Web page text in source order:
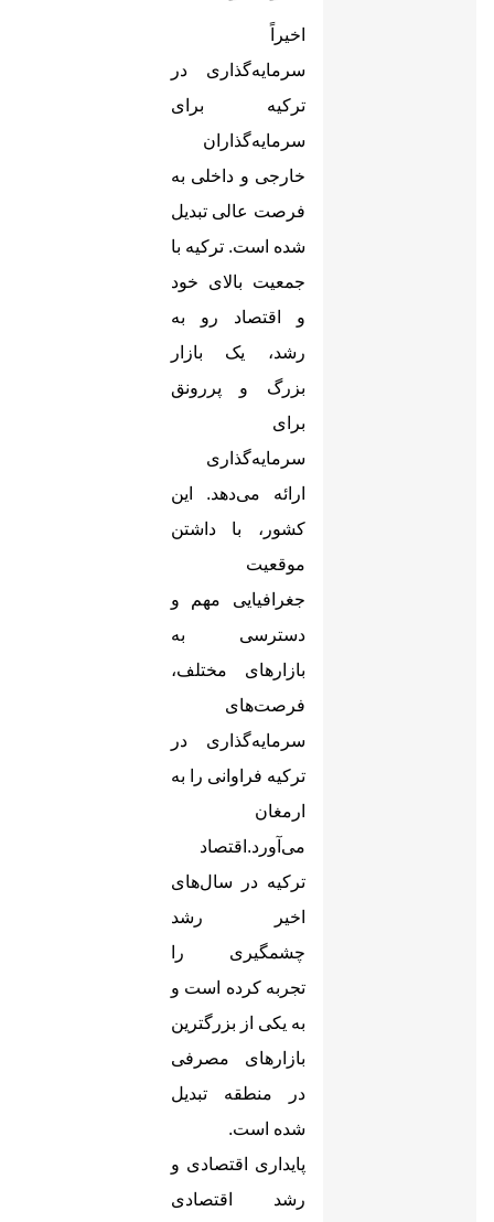
اخیراً
سرمایه‌گذاری در
ترکیه برای
سرمایه‌گذاران
خارجی و داخلی به
فرصت عالی تبدیل
شده است. ترکیه با
جمعیت بالای خود
و اقتصاد رو به
رشد، یک بازار
بزرگ و پررونق
برای
سرمایه‌گذاری
ارائه می‌دهد. این
کشور، با داشتن
موقعیت
جغرافیایی مهم و
دسترسی به
بازارهای مختلف،
فرصت‌های
سرمایه‌گذاری در
ترکیه فراوانی را به
ارمغان
می‌آورد.اقتصاد
ترکیه در سال‌های
اخیر رشد
چشمگیری را
تجربه کرده است و
به یکی از بزرگترین
بازارهای مصرفی
در منطقه تبدیل
شده است.
پایداری اقتصادی و
رشد اقتصادی